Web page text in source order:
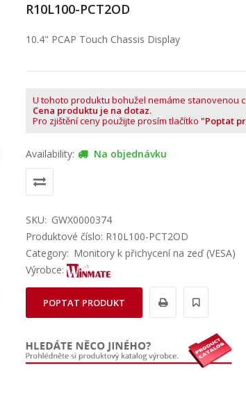
R10L100-PCT2OD
10.4" PCAP Touch Chassis Display
U tohoto produktu bohužel nemáme stanovenou
Cena produktu je na dotaz.
Pro zjištění ceny použijte prosím tlačítko "Poptat
Availability: Na objednávku
SKU: GWX0000374
Produktové číslo: R10L100-PCT2OD
Category: Monitory k přichycení na zeď (VESA)
Výrobce:
POPTAT PRODUKT